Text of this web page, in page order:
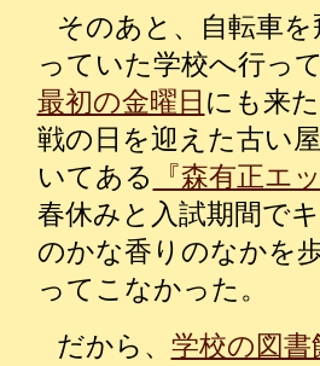
そのあと、自転車
っていた学校へ行っ
最初の金曜日 にも来
戦の日を迎えた古い
いてある
『森有正エ
春休みと入試期間で
のかな香りのなかを
ってこなかった。
だから、 学校の図書